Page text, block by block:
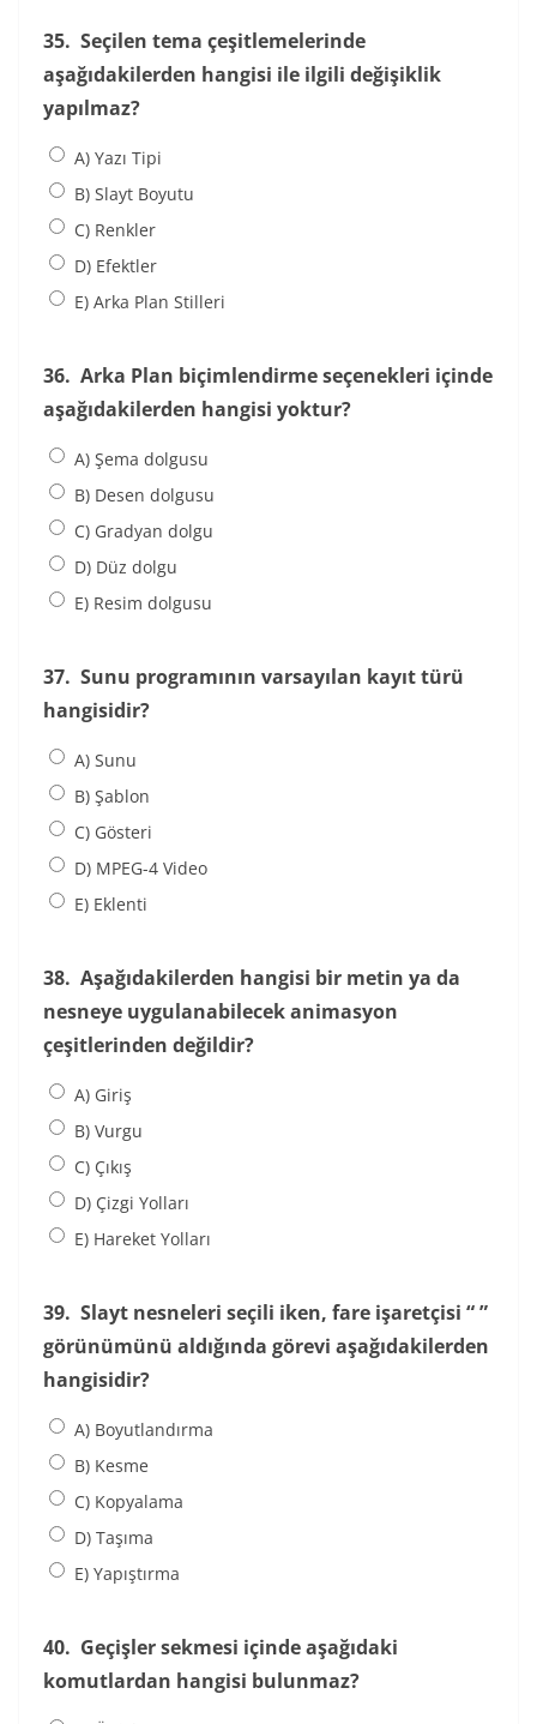
35. Seçilen tema çeşitlemelerinde
aşağıdakilerden hangisi ile ilgili değişiklik
yapılmaz?
A) Yazı Tipi
B) Slayt Boyutu
C) Renkler
D) Efektler
E) Arka Plan Stilleri
36. Arka Plan biçimlendirme seçenekleri içinde
aşağıdakilerden hangisi yoktur?
A) Şema dolgusu
B) Desen dolgusu
C) Gradyan dolgu
D) Düz dolgu
E) Resim dolgusu
37. Sunu programının varsayılan kayıt türü
hangisidir?
A) Sunu
B) Şablon
C) Gösteri
D) MPEG-4 Video
E) Eklenti
38. Aşağıdakilerden hangisi bir metin ya da
nesneye uygulanabilecek animasyon
çeşitlerinden değildir?
A) Giriş
B) Vurgu
C) Çıkış
D) Çizgi Yolları
E) Hareket Yolları
39. Slayt nesneleri seçili iken, fare işaretçisi “ ”
görünümünü aldığında görevi aşağıdakilerden
hangisidir?
A) Boyutlandırma
B) Kesme
C) Kopyalama
D) Taşıma
E) Yapıştırma
40. Geçişler sekmesi içinde aşağıdaki
komutlardan hangisi bulunmaz?